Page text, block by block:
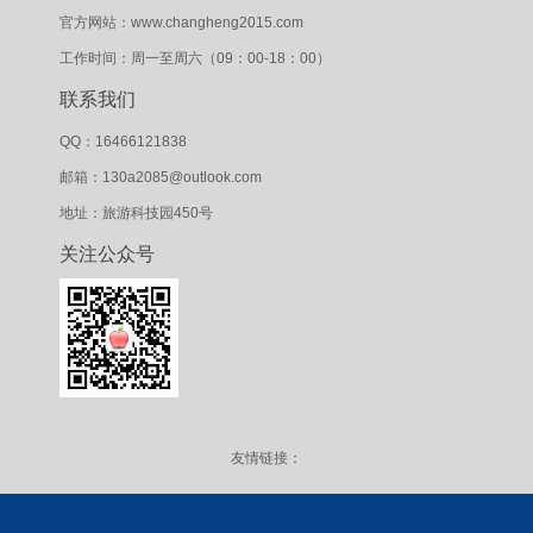
官方网站：www.changheng2015.com
工作时间：周一至周六（09：00-18：00）
联系我们
QQ：16466121838
邮箱：130a2085@outlook.com
地址：旅游科技园450号
关注公众号
友情链接：